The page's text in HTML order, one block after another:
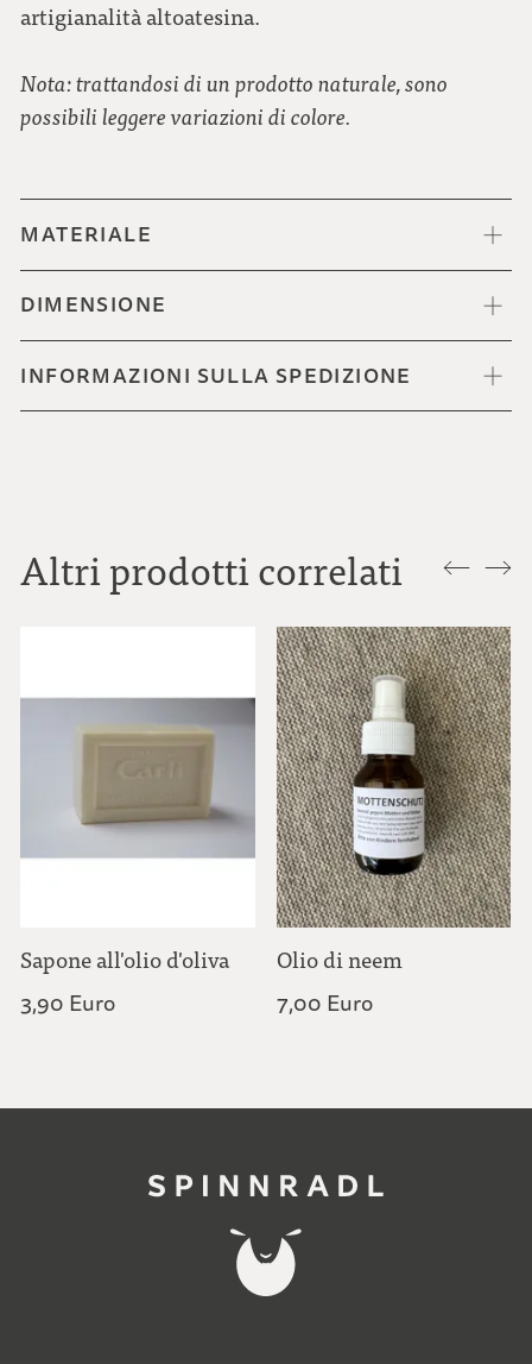
artigianalità altoatesina.
Nota: trattandosi di un prodotto naturale, sono
possibili leggere variazioni di colore.
MATERIALE
DIMENSIONE
INFORMAZIONI SULLA SPEDIZIONE
Altri prodotti correlati
Sapone all'olio d'oliva
3,90 Euro
Olio di neem
7,00 Euro